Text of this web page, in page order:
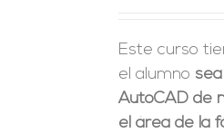
Este curso
el alumno
AutoCAD de
el área de la